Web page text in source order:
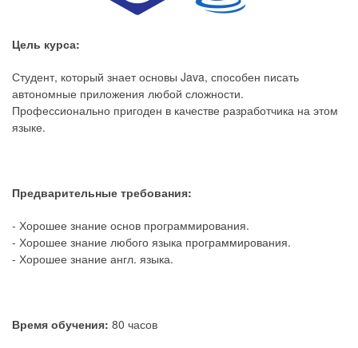
Цель курса:
Студент, который знает основы Java, способен писать
автономные приложения любой сложности.
Профессионально пригоден в качестве разработчика на этом
языке.
Предварительные требования:
- Хорошее знание основ программирования.
- Хорошее знание любого языка программирования.
- Хорошее знание англ. языка.
Время обучения: 80 часов